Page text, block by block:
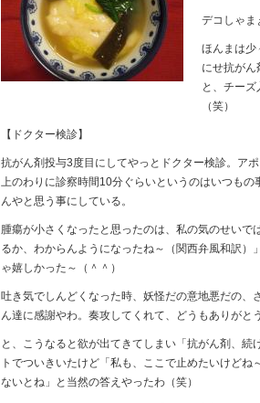
デコしゃま
ほんまは少
にせ抗がん
と、チー
（笑）
【ドクター検診】
抗がん剤投与3度目にしてやっとドクター検診。ア
上のわりに診察時間10分ぐらいというのはいつも
んやと思う事にしている。
腫瘍が小さくなったと思ったのは、私の気のせいで
るか、わからんようになったね～（関西弁風和訳）
ゃ嬉しかった～（＾＾）
吐き気でしんどくなった時、妖怪だの意地悪だの、
ん達に感謝やわ。奏攻してくれて、どうもありがと
と、こうなると欲が出てきてしまい「抗がん剤、続
トでついきいたけど「私も、ここで止めたいけど
ないとね」と当然の答えやったわ（笑）